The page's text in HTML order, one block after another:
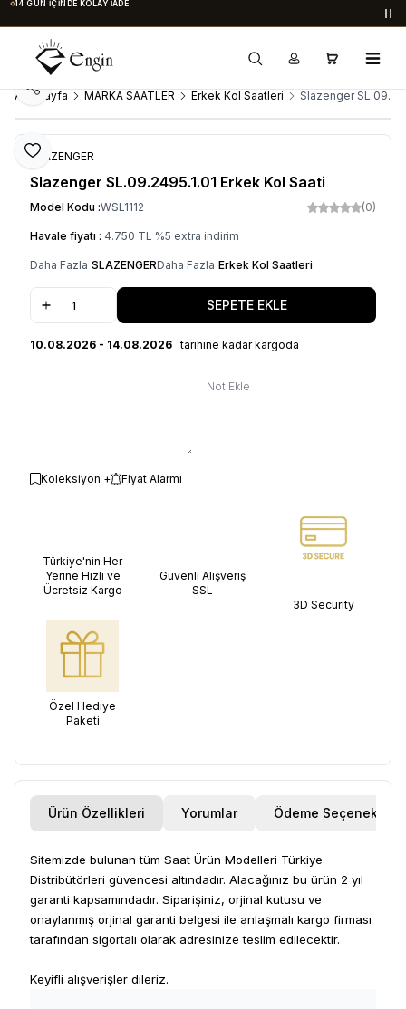
14 GÜN İÇINDE KOLAY İADE
Ana Sayfa MARKA SAATLER Erkek Kol Saatleri Slazenger
Favoriye Ekle
Paylaş
SLAZENGER
Slazenger SL.09.2495.1.01 Erkek Kol Saati
Model Kodu :WSL1112 (0)
Havale fiyatı : 4.750 TL %5 extra indirim
Daha Fazla SLAZENGERDaha Fazla Erkek Kol Saatleri
SEPETE EKLE
10.08.2026 - 14.08.2026 tarihine kadar kargoda
Not Ekle
Koleksiyon + Fiyat Alarmı
Türkiye'nin Her
Yerine Hızlı ve
Ücretsiz Kargo
Güvenli Alışveriş
SSL
3D Security
Özel Hediye
Paketi
Ürün Özellikleri Yorumlar Ödeme Seçenekleri
Sitemizde bulunan tüm Saat Ürün Modelleri Türkiye
Distribütörleri güvencesi altındadır. Alacağınız bu ürün 2 yıl
garanti kapsamındadır. Siparişiniz, orjinal kutusu ve
onaylanmış orjinal garanti belgesi ile anlaşmalı kargo firması
tarafından sigortalı olarak adresinize teslim edilecektir.
Keyifli alışverişler dileriz.